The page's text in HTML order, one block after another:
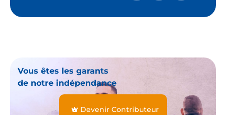
Vous êtes les garants
de notre indépendance
Devenir Contributeur